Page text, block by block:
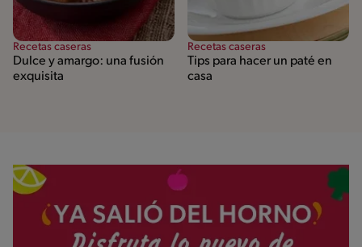
Recetas caseras
Dulce y amargo: una fusión
exquisita
Recetas caseras
Tips para hacer un paté en
casa